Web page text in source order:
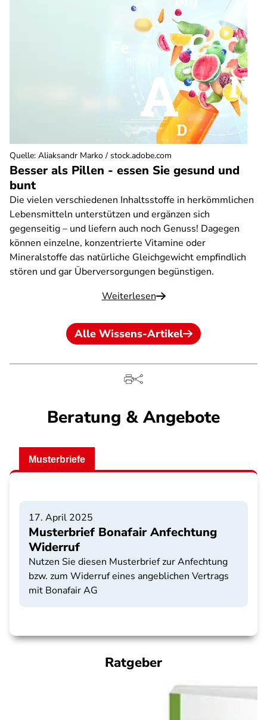
Besser als Pillen - essen Sie gesund und
bunt
Die vielen verschiedenen Inhaltsstoffe in herkömmlichen
Lebensmitteln unterstützen und ergänzen sich
gegenseitig – und liefern auch noch Genuss! Dagegen
können einzelne, konzentrierte Vitamine oder
Mineralstoffe das natürliche Gleichgewicht empfindlich
stören und gar Überversorgungen begünstigen.
Weiterlesen
Quelle: Aliaksandr Marko / stock.adobe.com
Alle Wissens-Artikel
Beratung & Angebote
Musterbriefe
17. April 2025
Musterbrief Bonafair Anfechtung
Widerruf
Nutzen Sie diesen Musterbrief zur Anfechtung
bzw. zum Widerruf eines angeblichen Vertrags
mit Bonafair AG
Ratgeber